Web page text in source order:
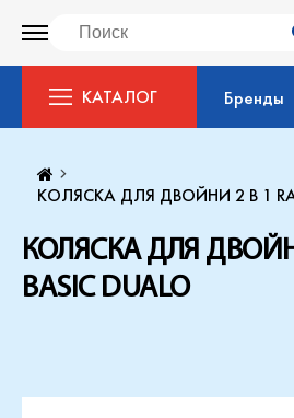
КАТАЛОГ Бренды
КОЛЯСКА ДЛЯ ДВОЙНИ 2 В 1
КОЛЯСКА ДЛЯ
BASIC DUALO